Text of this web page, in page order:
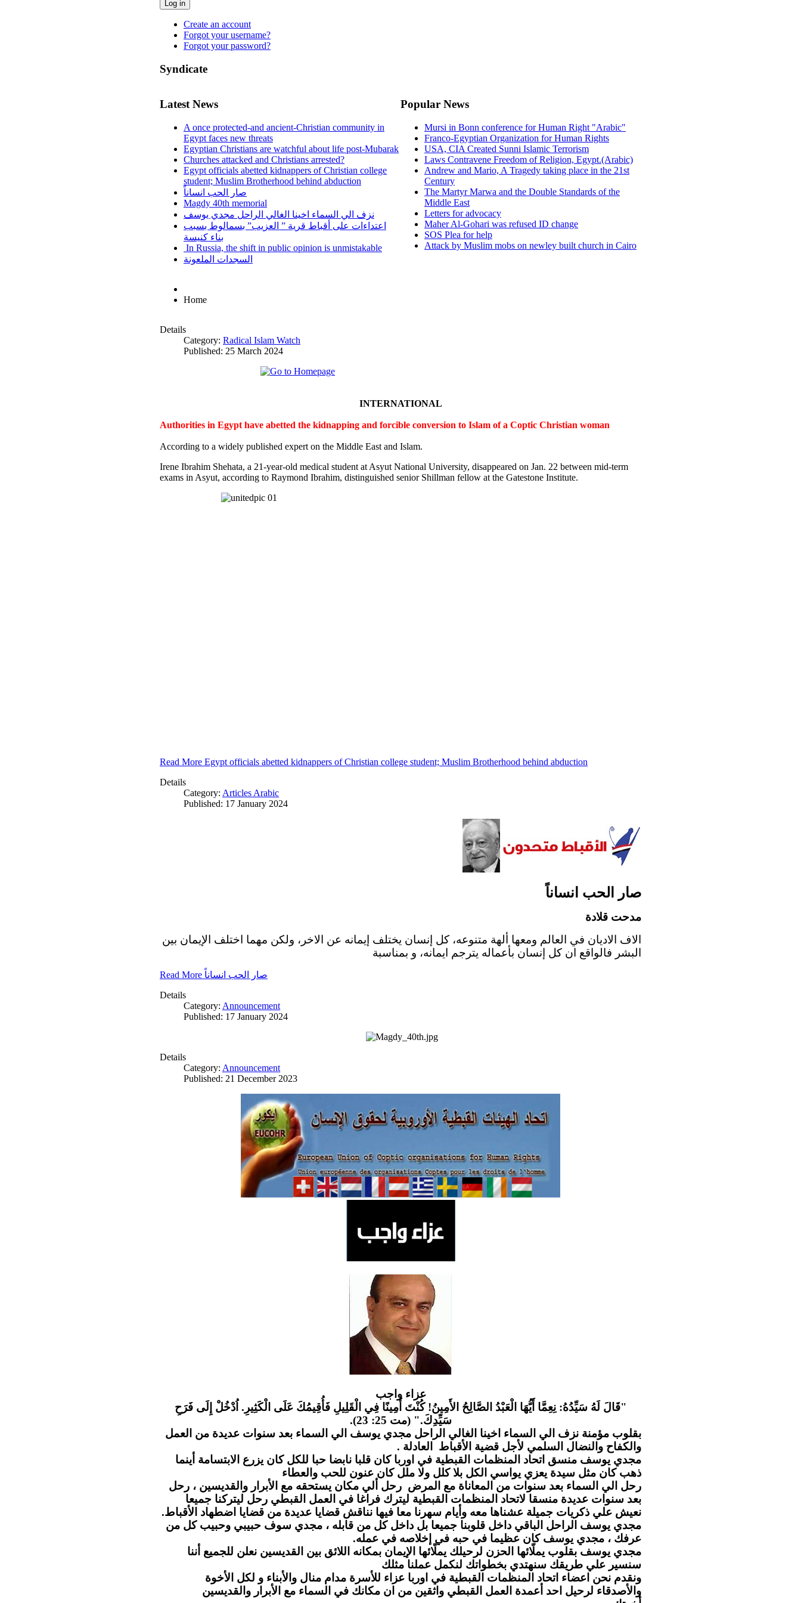
Log in
Create an account
Forgot your username?
Forgot your password?
Syndicate
Latest News
A once protected-and ancient-Christian community in
Egypt faces new threats
Egyptian Christians are watchful about life post-Mubarak
Churches attacked and Christians arrested?
Egypt officials abetted kidnappers of Christian college
student; Muslim Brotherhood behind abduction
صار الحب انساناً
Magdy 40th memorial
نزف الي السماء اخينا الغالي الراحل مجدي يوسف
اعتداءات على أقباط قرية ” العزيب” بسمالوط بسبب
بناء كنيسة
In Russia, the shift in public opinion is unmistakable
السجدات الملعونة
Popular News
Mursi in Bonn conference for Human Right "Arabic"
Franco-Egyptian Organization for Human Rights
USA, CIA Created Sunni Islamic Terrorism
Laws Contravene Freedom of Religion, Egypt.(Arabic)
Andrew and Mario, A Tragedy taking place in the 21st
Century
The Martyr Marwa and the Double Standards of the
Middle East
Letters for advocacy
Maher Al-Gohari was refused ID change
SOS Plea for help
Attack by Muslim mobs on newley built church in Cairo
Home
Details
Category: Radical Islam Watch
Published: 25 March 2024
INTERNATIONAL
Authorities in Egypt have abetted the kidnapping and forcible conversion to Islam of a Coptic Christian woman
According to a widely published expert on the Middle East and Islam.
Irene Ibrahim Shehata, a 21-year-old medical student at Asyut National University, disappeared on Jan. 22 between mid-term
exams in Asyut, according to Raymond Ibrahim, distinguished senior Shillman fellow at the Gatestone Institute.
Read More Egypt officials abetted kidnappers of Christian college student; Muslim Brotherhood behind abduction
Details
Category: Articles Arabic
Published: 17 January 2024
صار الحب انساناً
مدحت قلادة
الاف الاديان في العالم ومعها ألهة متنوعه، كل إنسان يختلف إيمانه عن الاخر، ولكن مهما اختلف الإيمان بين
البشر فالواقع ان كل إنسان بأعماله يترجم ايمانه، و بمناسبة
Read More صار الحب انساناً
Details
Category: Announcement
Published: 17 January 2024
Details
Category: Announcement
Published: 21 December 2023
عزاء واجب
"قَالَ لَهُ سَيِّدُهُ: نِعِمَّا أَيُّهَا الْعَبْدُ الصَّالِحُ الأَمِينُ! كُنْتَ أَمِينًا فِي الْقَلِيلِ فَأُقِيمُكَ عَلَى الْكَثِيرِ. اُدْخُلْ إِلَى فَرَحِ
سَيِّدِكَ." (مت 25: 23).
بقلوب مؤمنة نزف الي السماء اخينا الغالي الراحل مجدي يوسف الي السماء بعد سنوات عديدة من العمل
والكفاح والنضال السلمي لأجل قضية الأقباط العادلة .
مجدي يوسف منسق اتحاد المنظمات القبطية في اوربا كان قلبا نابضا حبا للكل كان يزرع الابتسامة أينما
ذهب كان مثل سيدة يعزي يواسي الكل بلا كلل ولا ملل كان عنون للحب والعطاء
رحل الي السماء بعد سنوات من المعاناة مع المرض رحل ألي مكان يستحقه مع الأبرار والقديسين ، رحل
بعد سنوات عديدة منسقا لاتحاد المنظمات القبطية ليترك فراغا في العمل القبطي رحل ليتركنا جميعا
نعيش علي ذكريات جميلة عشناها معه وأيام سهرنا معا فيها نناقش قضايا عديدة من قضايا اضطهاد الأقباط.
مجدي يوسف الراحل الباقي داخل قلوبنا جميعا بل داخل كل من قابله ، مجدي سوف حبيبي وحبيب كل من
عرفك ، مجدي يوسف كان عظيما في حبه في إخلاصه في عمله.
مجدي يوسف بقلوب يملّائها الحزن لرحيلك يملّائها الإيمان بمكانه اللائق بين القديسين نعلن للجميع أننا
سنسير علي طريقك سنهتدي بخطواتك لنكمل عملنا مثلك
ونقدم نحن اعضاء اتحاد المنظمات القبطية في اوربا عزاء للأسرة مدام منال والأبناء و لكل الأخوة
والأصدقاء لرحيل احد أعمدة العمل القبطي واثقين من ان مكانك في السماء مع الأبرار والقديسين